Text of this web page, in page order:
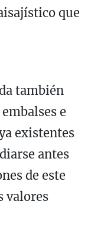
que
también
e
existentes
antes
de este
valores